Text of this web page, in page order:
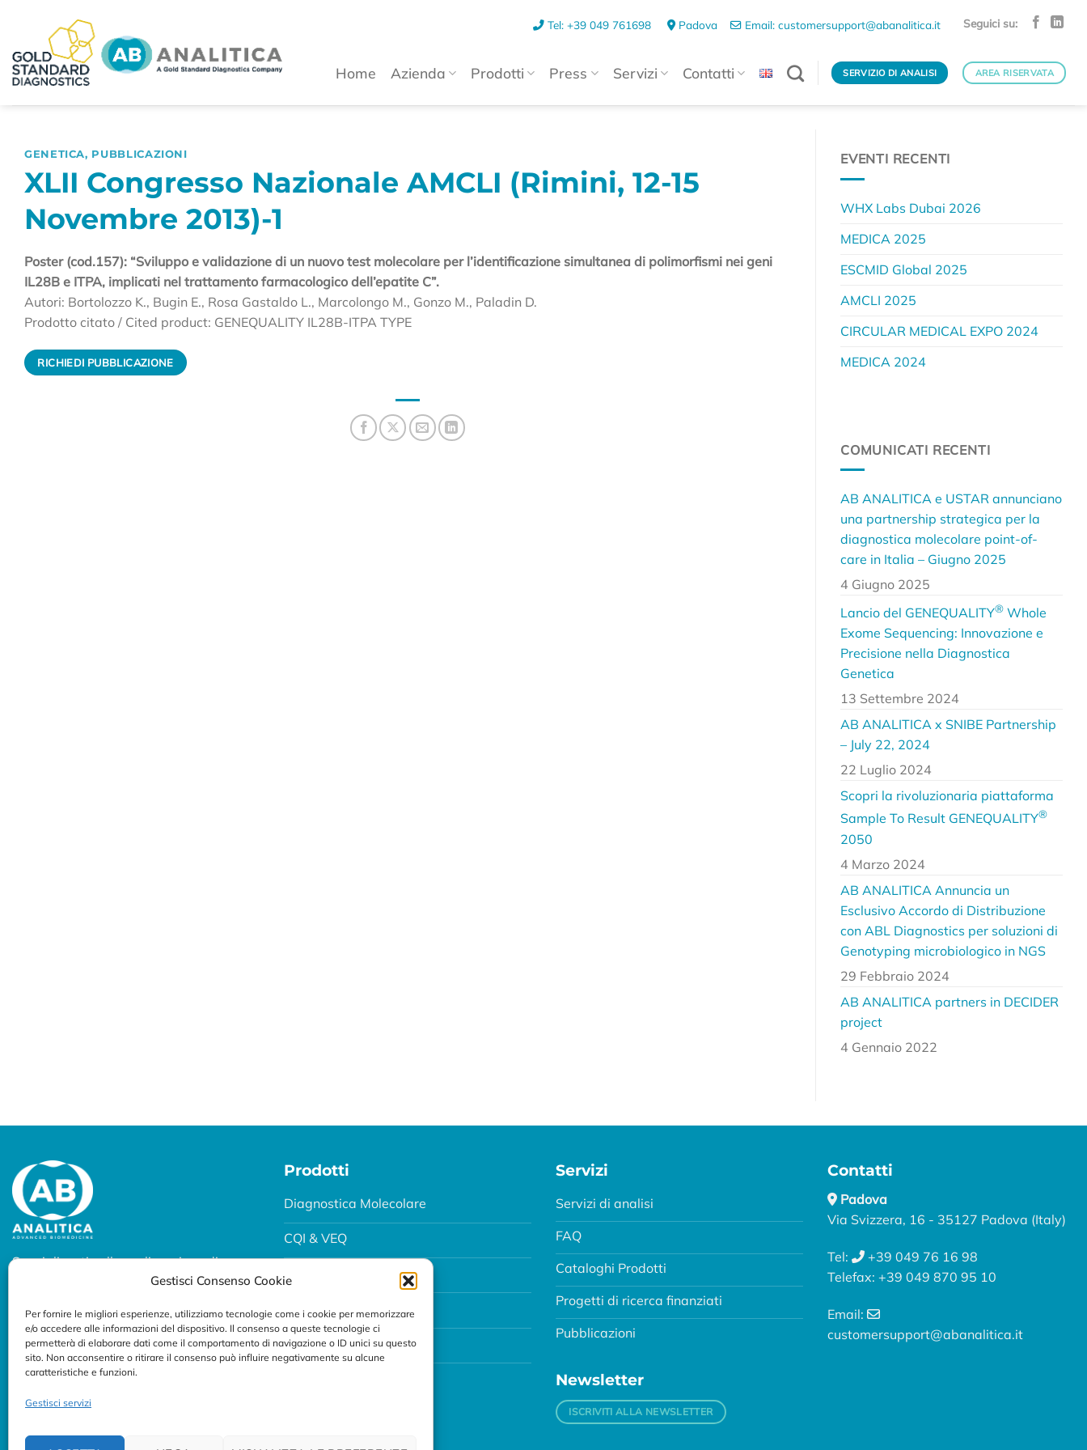
Gestisci Consenso Cookie
Per fornire le migliori esperienze, utilizziamo tecnologie come i cookie per memorizzare
e/o accedere alle informazioni del dispositivo. Il consenso a queste tecnologie ci
permetterà di elaborare dati come il comportamento di navigazione o ID unici su questo
sito. Non acconsentire o ritirare il consenso può influire negativamente su alcune
caratteristiche e funzioni.
Gestisci servizi
contenuti
Tel: +39 049 761698 Padova Email: customersupport@abanalitica.it Seguici su:
Home Azienda Prodotti Press Servizi Contatti SERVIZIO DI ANALISI AREA RISERVATA
GENETICA, PUBBLICAZIONI
XLII Congresso Nazionale AMCLI (Rimini, 12-15
Novembre 2013)-1
Poster (cod.157): “Sviluppo e validazione di un nuovo test molecolare per l’identificazione simultanea di polimorfismi nei geni
IL28B e ITPA, implicati nel trattamento farmacologico dell’epatite C”.
Autori: Bortolozzo K., Bugin E., Rosa Gastaldo L., Marcolongo M., Gonzo M., Paladin D.
Prodotto citato / Cited product: GENEQUALITY IL28B-ITPA TYPE
RICHIEDI PUBBLICAZIONE
EVENTI RECENTI
WHX Labs Dubai 2026
MEDICA 2025
ESCMID Global 2025
AMCLI 2025
CIRCULAR MEDICAL EXPO 2024
MEDICA 2024
COMUNICATI RECENTI
AB ANALITICA e USTAR annunciano
una partnership strategica per la
diagnostica molecolare point-of-
care in Italia – Giugno 2025
4 Giugno 2025
Lancio del GENEQUALITY® Whole
Exome Sequencing: Innovazione e
Precisione nella Diagnostica
Genetica
13 Settembre 2024
AB ANALITICA x SNIBE Partnership
– July 22, 2024
22 Luglio 2024
Scopri la rivoluzionaria piattaforma
Sample To Result GENEQUALITY®
2050
4 Marzo 2024
AB ANALITICA Annuncia un
Esclusivo Accordo di Distribuzione
con ABL Diagnostics per soluzioni di
Genotyping microbiologico in NGS
29 Febbraio 2024
AB ANALITICA partners in DECIDER
project
4 Gennaio 2022
Specializzati nella realizzazione di
soluzioni diagnostiche per uso
Seguici su:
Prodotti
Diagnostica Molecolare
CQI & VEQ
Biobanking
Fertility e PMA
Breath Test
Servizi
Servizi di analisi
FAQ
Cataloghi Prodotti
Progetti di ricerca finanziati
Pubblicazioni
Newsletter
ISCRIVITI ALLA NEWSLETTER
Contatti
Padova
Via Svizzera, 16 - 35127 Padova (Italy)
Tel:
+39 049 76 16 98
Telefax: +39 049 870 95 10
Email:
customersupport@abanalitica.it